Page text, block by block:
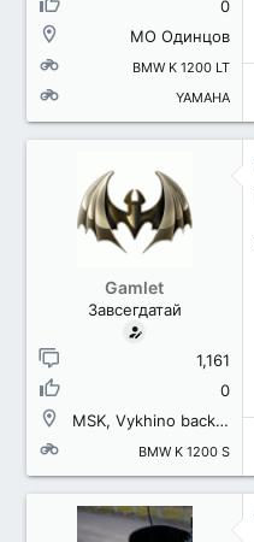
0
МО Одинцов
BMW K 1200 LT
YAMAHA
Gamlet
Завсегдатай
1,161
0
MSK, Vykhino backcountry district
BMW K 1200 S